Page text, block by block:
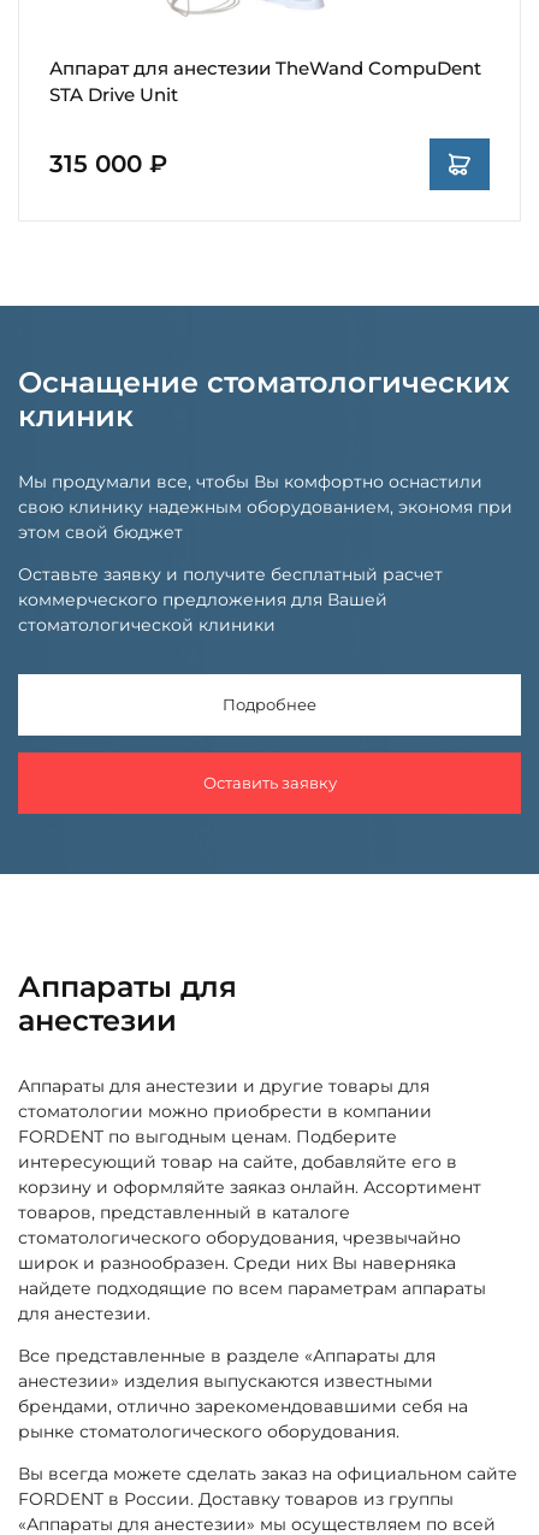
Аппарат для анестезии TheWand CompuDent
STA Drive Unit
315 000 ₽
Оснащение стоматологических
клиник
Мы продумали все, чтобы Вы комфортно оснастили
свою клинику надежным оборудованием, экономя при
этом свой бюджет
Оставьте заявку и получите бесплатный расчет
коммерческого предложения для Вашей
стоматологической клиники
Подробнее
Оставить заявку
Аппараты для
анестезии
Аппараты для анестезии и другие товары для
стоматологии можно приобрести в компании
FORDENT по выгодным ценам. Подберите
интересующий товар на сайте, добавляйте его в
корзину и оформляйте заяказ онлайн. Ассортимент
товаров, представленный в каталоге
стоматологического оборудования, чрезвычайно
широк и разнообразен. Среди них Вы наверняка
найдете подходящие по всем параметрам аппараты
для анестезии.
Все представленные в разделе «Аппараты для
анестезии» изделия выпускаются известными
брендами, отлично зарекомендовавшими себя на
рынке стоматологического оборудования.
Вы всегда можете сделать заказ на официальном сайте
FORDENT в России. Доставку товаров из группы
«Аппараты для анестезии» мы осуществляем по всей